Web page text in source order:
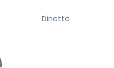
Dinette